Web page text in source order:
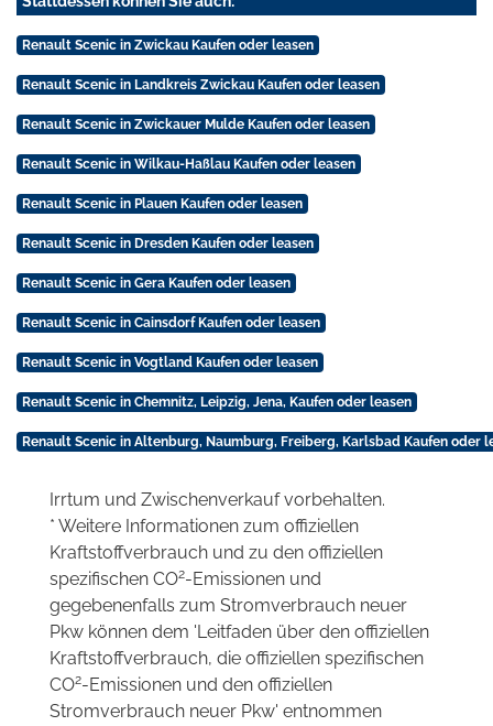
Renault Scenic in Zwickau Kaufen oder leasen
Renault Scenic in Landkreis Zwickau Kaufen oder leasen
Renault Scenic in Zwickauer Mulde Kaufen oder leasen
Renault Scenic in Wilkau-Haßlau Kaufen oder leasen
Renault Scenic in Plauen Kaufen oder leasen
Renault Scenic in Dresden Kaufen oder leasen
Renault Scenic in Gera Kaufen oder leasen
Renault Scenic in Cainsdorf Kaufen oder leasen
Renault Scenic in Vogtland Kaufen oder leasen
Renault Scenic in Chemnitz, Leipzig, Jena, Kaufen oder leasen
Renault Scenic in Altenburg, Naumburg, Freiberg, Karlsbad Kaufen oder
Irrtum und Zwischenverkauf vorbehalten.
* Weitere Informationen zum offiziellen
Kraftstoffverbrauch und zu den offiziellen
spezifischen CO2-Emissionen und
gegebenenfalls zum Stromverbrauch neuer
Pkw können dem 'Leitfaden über den offiziellen
Kraftstoffverbrauch, die offiziellen spezifischen
CO2-Emissionen und den offiziellen
Stromverbrauch neuer Pkw' entnommen